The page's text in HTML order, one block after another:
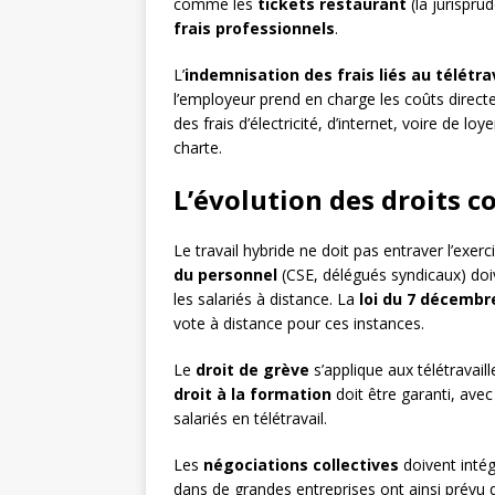
frais professionnels.
L’indemnisation des frais liés au
l’employeur prend en charge les coûts
des frais d’électricité, d’internet, voire de
charte.
L’évolution des droits
Le travail hybride ne doit pas entraver
du personnel (CSE, délégués syndicaux)
les salariés à distance. La loi du 7
vote à distance pour ces instances.
Le droit de grève s’applique aux
droit à la formation doit être garanti,
salariés en télétravail.
Les négociations collectives doivent
dans de grandes entreprises ont ainsi